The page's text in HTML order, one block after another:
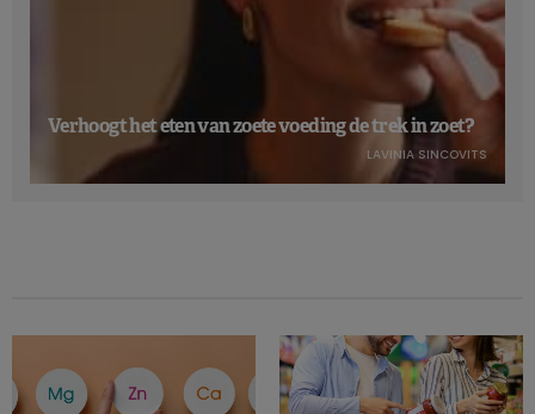
Verhoogt het eten van zoete voeding de trek in zoet?
LAVINIA SINCOVITS